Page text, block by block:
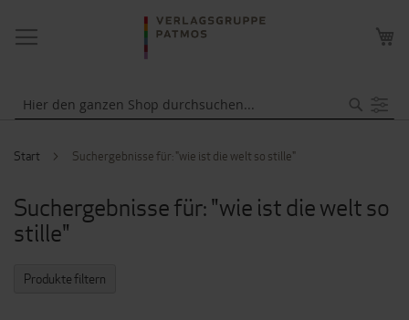
NAVIGATION
UMSCHALTEN
Start Suchergebnisse für: "wie ist die welt so stille"
Suchergebnisse für: "wie ist die welt so
stille"
Produkte filtern